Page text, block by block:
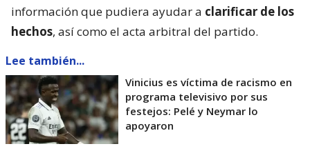
información que pudiera ayudar a clarificar de los
hechos, así como el acta arbitral del partido.
Lee también...
Vinicius es víctima de racismo en
programa televisivo por sus
festejos: Pelé y Neymar lo
apoyaron